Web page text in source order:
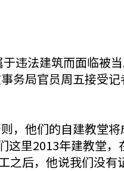
违法建筑而面临被
务局官员周五接受
，他们的自建教堂
里2013年建教堂，
之后，他说我们没有